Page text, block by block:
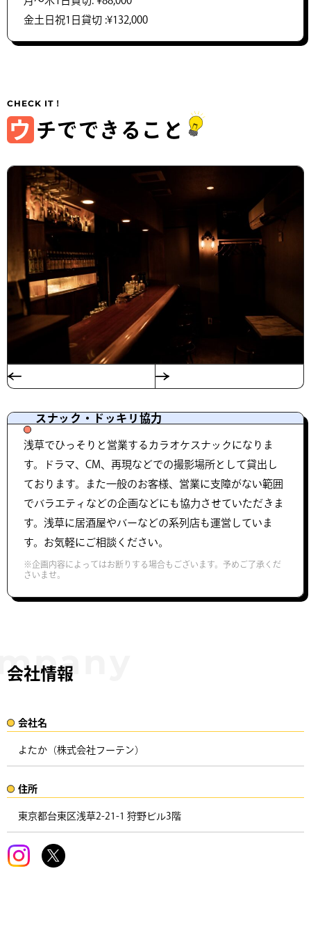
金土日祝1日貸切 :¥132,000
ウ チでできること
スナック・ドッキリ協力
浅草でひっそりと営業するカラオケスナックになりま
す。ドラマ、CM、再現などでの撮影場所として貸出し
ております。また一般のお客様、営業に支障がない範囲
でバラエティなどの企画などにも協力させていただきま
す。浅草に居酒屋やバーなどの系列店も運営していま
す。お気軽にご相談ください。
※企画内容によってはお断りする場合もございます。予めご了承くだ
さいませ。
会社情報
会社名​
よたか（株式会社フーテン）
住所​​
東京都台東区浅草2-21-1 狩野ビル3階 ​